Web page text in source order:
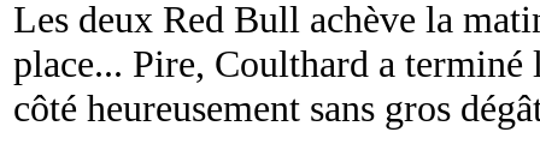
Les deux Red Bull achève la
place... Pire, Coulthard a terminé
côté heureusement sans gros